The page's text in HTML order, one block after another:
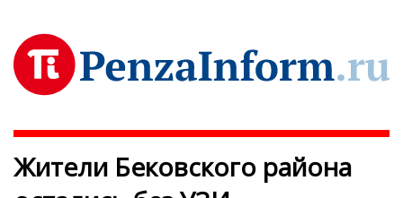
Жители Бековского района